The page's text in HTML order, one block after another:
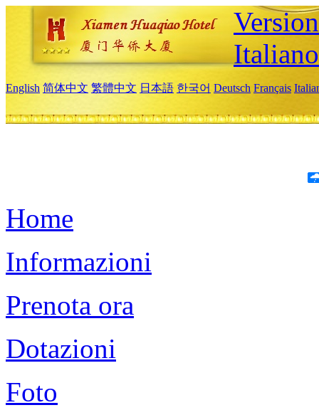
Italiano
English 简体中文 繁體中文 日本語 한국어 Deutsch Français
Home
Informazioni
Prenota ora
Dotazioni
Foto